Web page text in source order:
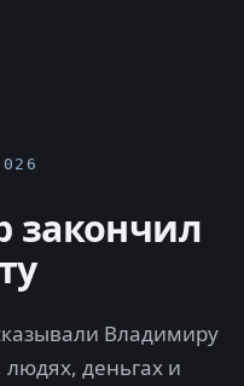
закончил
Владимиру
деньгах и